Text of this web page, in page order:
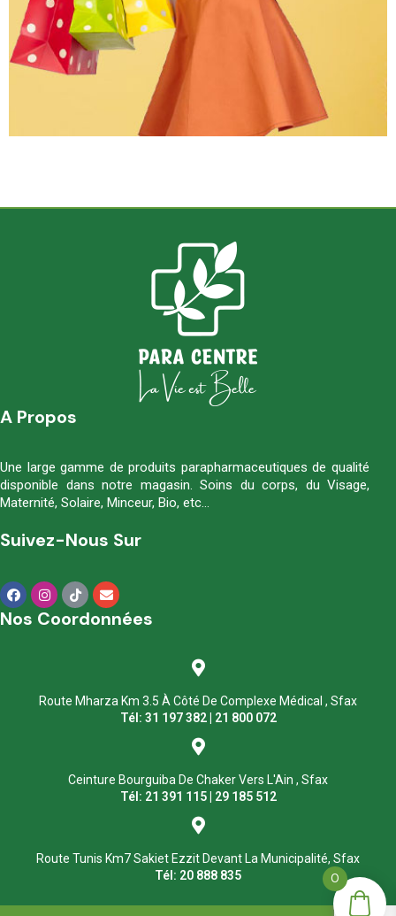
A Propos
Une large gamme de produits parapharmaceutiques de qualité
disponible dans notre magasin. Soins du corps, du Visage,
Maternité, Solaire, Minceur, Bio, etc…
Suivez-Nous Sur
Nos Coordonnées
Route Mharza Km 3.5 À Côté De Complexe Médical , Sfax
Tél: 31 197 382 | 21 800 072
Ceinture Bourguiba De Chaker Vers L'Ain , Sfax
Tél: 21 391 115 | 29 185 512
Route Tunis Km7 Sakiet Ezzit Devant La Municipalité, Sfax
Tél: 20 888 835
0